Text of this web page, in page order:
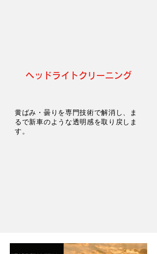
ヘッドライトクリーニング
黄ばみ・曇りを専門技術で解消し、ま
るで新車のような透明感を取り戻しま
す。